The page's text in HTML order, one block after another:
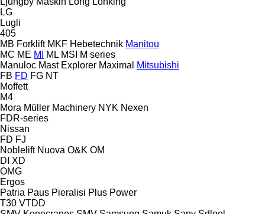
LG
Lugli
405
MB Forklift MKF Hebetechnik Manitou
MC ME MI ML MSI
M series
Manuloc Mast Explorer Maximal
Mitsubishi
FB FD FG NT
Moffett
M4
Mora Müller Machinery NYK Nexen
FDR-series
Nissan
FD FJ
Noblelift Nuova O&K OM
DI XD
OMG
Ergos
Patria Paus Pieralisi Plus Power
T30 VTDD